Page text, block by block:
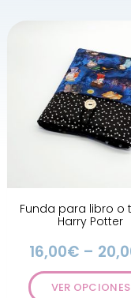
Funda para libro o
Harry Potter
16,00€ –
VER OPCIONES